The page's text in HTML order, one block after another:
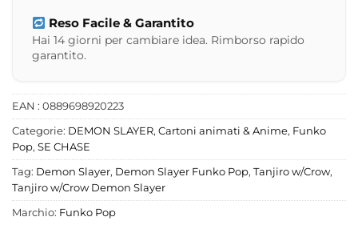
Reso Facile & Garantito
Hai 14 giorni per cambiare idea. Rimborso rapido
garantito.
EAN : 0889698920223
Categorie: DEMON SLAYER, Cartoni animati & Anime, Funko
Pop, SE CHASE
Tag: Demon Slayer, Demon Slayer Funko Pop, Tanjiro w/Crow,
Tanjiro w/Crow Demon Slayer
Marchio: Funko Pop